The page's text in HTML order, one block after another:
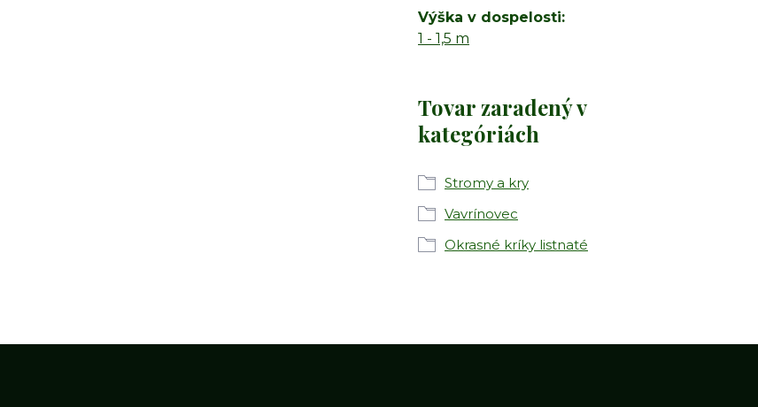
Výška v dospelosti
1 - 1,5 m
Tovar zaradený v
kategóriách
Stromy a kry
Vavrínovec
Okrasné kríky listnaté